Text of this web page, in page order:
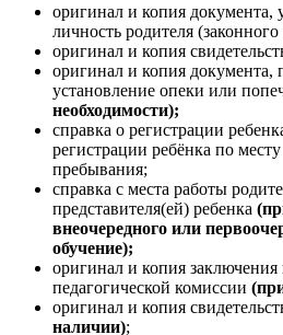
оригинал и копия документа,
личность родителя
оригинал и копия
оригинал и копия
установление опеки или
необходимости);
справка о регистрации
регистрации ребёнка по
пребывания;
справка с места работы
представителя(ей) ребенка
внеочередного или
обучение);
оригинал и копия
педагогической комиссии
оригинал и копия
наличии);